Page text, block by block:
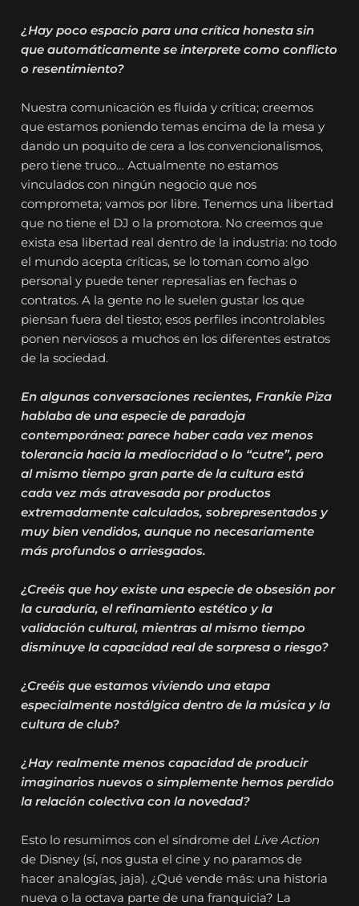
¿Hay poco espacio para una crítica honesta sin
que automáticamente se interprete como conflicto
o resentimiento?
Nuestra comunicación es fluida y crítica; creemos
que estamos poniendo temas encima de la mesa y
dando un poquito de cera a los convencionalismos,
pero tiene truco… Actualmente no estamos
vinculados con ningún negocio que nos
comprometa; vamos por libre. Tenemos una libertad
que no tiene el DJ o la promotora. No creemos que
exista esa libertad real dentro de la industria: no todo
el mundo acepta críticas, se lo toman como algo
personal y puede tener represalias en fechas o
contratos. A la gente no le suelen gustar los que
piensan fuera del tiesto; esos perfiles incontrolables
ponen nerviosos a muchos en los diferentes estratos
de la sociedad.
En algunas conversaciones recientes, Frankie Piza
hablaba de una especie de paradoja
contemporánea: parece haber cada vez menos
tolerancia hacia la mediocridad o lo “cutre”, pero
al mismo tiempo gran parte de la cultura está
cada vez más atravesada por productos
extremadamente calculados, sobrepresentados y
muy bien vendidos, aunque no necesariamente
más profundos o arriesgados.
¿Creéis que hoy existe una especie de obsesión por
la curaduría, el refinamiento estético y la
validación cultural, mientras al mismo tiempo
disminuye la capacidad real de sorpresa o riesgo?
¿Creéis que estamos viviendo una etapa
especialmente nostálgica dentro de la música y la
cultura de club?
¿Hay realmente menos capacidad de producir
imaginarios nuevos o simplemente hemos perdido
la relación colectiva con la novedad?
Esto lo resumimos con el síndrome del Live Action
de Disney (sí, nos gusta el cine y no paramos de
hacer analogías, jaja). ¿Qué vende más: una historia
nueva o la octava parte de una franquicia? La